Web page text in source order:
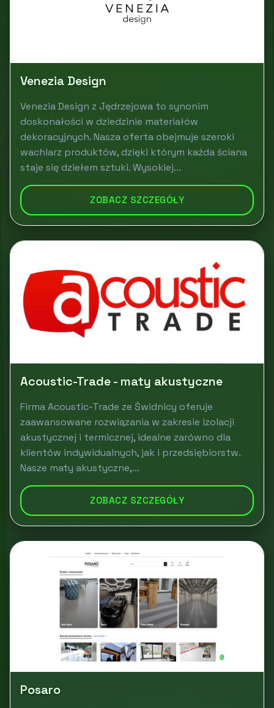
Venezia Design
Venezia Design z Jędrzejowa to synonim
doskonałości w dziedzinie materiałów
dekoracyjnych. Nasza oferta obejmuje szeroki
wachlarz produktów, dzięki którym każda ściana
staje się dziełem sztuki. Wysokiej...
ZOBACZ SZCZEGÓŁY
Acoustic-Trade - maty akustyczne
Firma Acoustic-Trade ze Świdnicy oferuje
zaawansowane rozwiązania w zakresie izolacji
akustycznej i termicznej, idealne zarówno dla
klientów indywidualnych, jak i przedsiębiorstw.
Nasze maty akustyczne,...
ZOBACZ SZCZEGÓŁY
Posaro